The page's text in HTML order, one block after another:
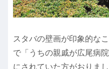
スタバの壁画が印象的な
で「うちの親戚が広尾病
にされていた方がおりま